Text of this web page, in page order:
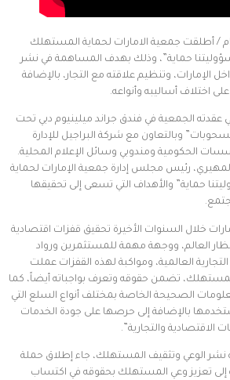
/ أطلقت جمعية الامارات لحماية المستهلك
حماية”، وذلك بهدف المساهمة في نشر
الإمارات، وتنظيم علاقته مع التجار، بالإضافة
اختلاف أساليبه وأنواعه.
الجمعية في فندق جراند ميلينيوم دبي تحت
وبالتعاون مع شركة البراجيل للإدارة
الحكومية ومندوبي وسائل الإعلام المحلية.
رئيس مجلس إدارة جمعية الإمارات لحماية
حماية” والأهداف التي تسعى إلى تحقيقها
خلال السنوات الأخيرة تحقيق قفزات اقتصادية
العالم، ووجهة مهمة للمستثمرين ورواد
العالمية، ومواكبة لهذه القفزات عملت
تضمن حقوقه وتعرف بواجباته أيضاً، كما
الصحيحة الخاصة بمختلف أنواع السلع التي
بالإضافة إلى حرصها على جودة الخدمات
الاقتصادية والتجارية”.
نشر الوعي وتثقيف المستهلك، جاء إطلاق حملة
إلى تعزيز وعي المستهلك بحقوقه في اكتساب